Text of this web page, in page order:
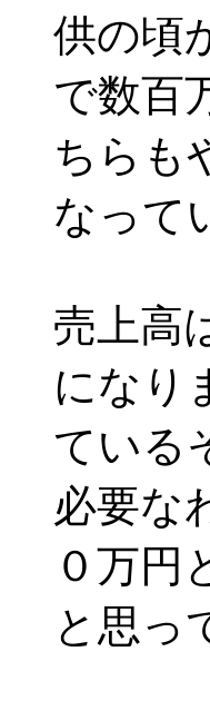
供の頃
で数百
ちらも
なって
売上高
になり
ている
必要な
０万円
と思っ